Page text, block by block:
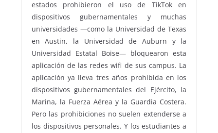
estados prohibieron el uso de TikTok en
dispositivos gubernamentales y muchas
universidades —como la Universidad de Texas
en Austin, la Universidad de Auburn y la
Universidad Estatal Boise— bloquearon esta
aplicación de las redes wifi de sus campus. La
aplicación ya lleva tres años prohibida en los
dispositivos gubernamentales del Ejército, la
Marina, la Fuerza Aérea y la Guardia Costera.
Pero las prohibiciones no suelen extenderse a
los dispositivos personales. Y los estudiantes a